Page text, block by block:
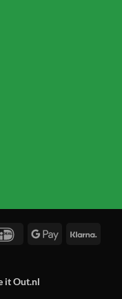
IDeal
Google
it Out.nl